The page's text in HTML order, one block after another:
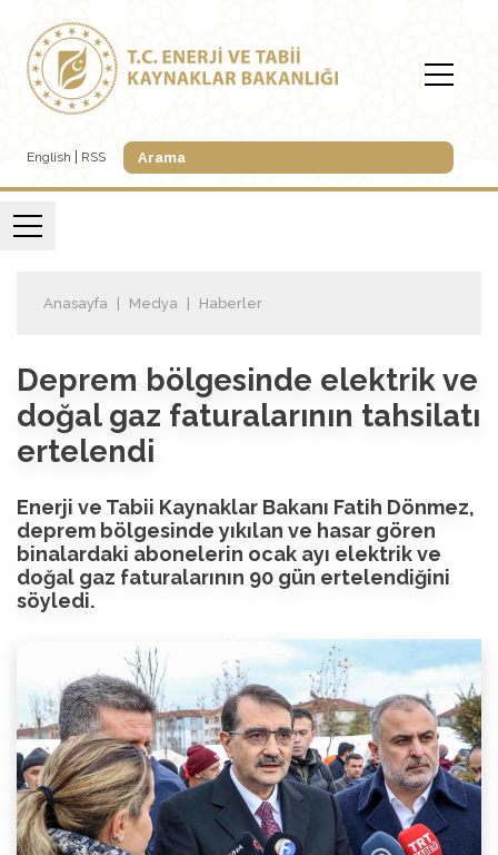
English RSS
Anasayfa Medya Haberler
Deprem bölgesinde elektrik ve
doğal gaz faturalarının tahsilatı
ertelendi
Enerji ve Tabii Kaynaklar Bakanı Fatih Dönmez,
deprem bölgesinde yıkılan ve hasar gören
binalardaki abonelerin ocak ayı elektrik ve
doğal gaz faturalarının 90 gün ertelendiğini
söyledi.